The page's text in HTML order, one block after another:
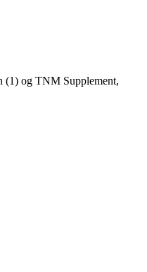
(1) og TNM Supplement,